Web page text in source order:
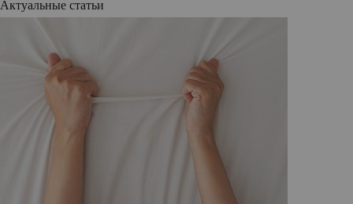
Актуальные статьи